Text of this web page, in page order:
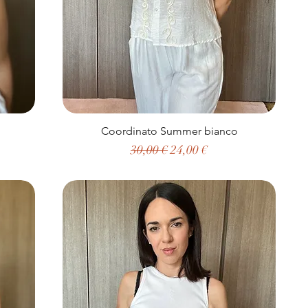
Coordinato Summer bianco
Prezzo regolare
30,00 €Prezzo scontato
24,00 €